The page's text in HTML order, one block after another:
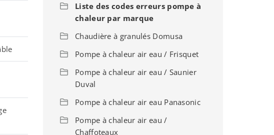
Liste des codes erreurs pompe à
chaleur par marque
Chaudière à granulés Domusa
Pompe à chaleur air eau / Frisquet
Pompe à chaleur air eau / Saunier
Duval
Pompe à chaleur air eau Panasonic
Pompe à chaleur air eau /
Chaffoteaux